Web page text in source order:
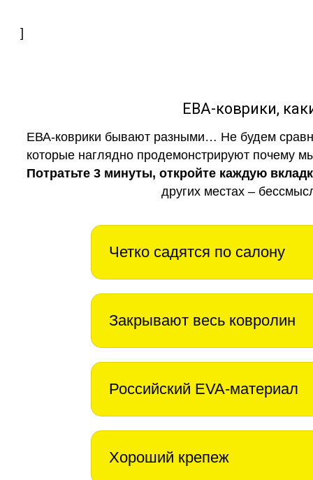
]
ЕВА-коврики,
ЕВА-коврики бывают разными… Не будем
которые наглядно продемонстрируют почему
Потратьте 3 минуты, откройте каждую
других местах –
Четко садятся по салону
Закрывают весь ковролин
Российский EVA-материал
Хороший крепеж